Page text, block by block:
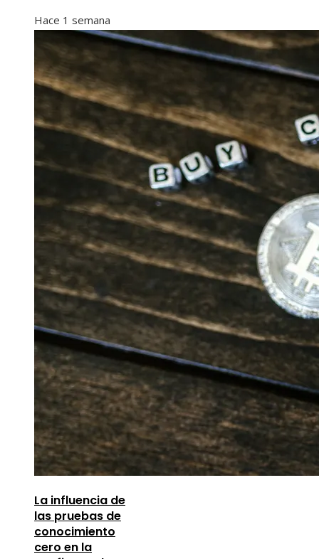
Hace 1 semana
La influencia de
las pruebas de
conocimiento
cero en la